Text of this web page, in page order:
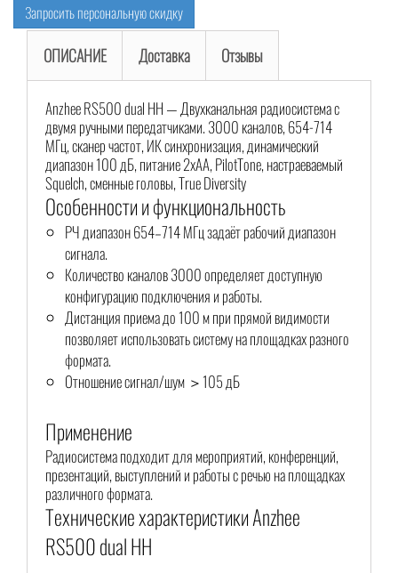
Запросить персональную скидку
ОПИСАНИЕ Доставка Отзывы
Anzhee RS500 dual HH — Двухканальная радиосистема с
двумя ручными передатчиками. 3000 каналов, 654-714
МГц, сканер частот, ИК синхронизация, динамический
диапазон 100 дБ, питание 2хАА, PilotTone, настраеваемый
Squelch, сменные головы, True Diversity
Особенности и функциональность
РЧ диапазон 654–714 МГц задаёт рабочий диапазон
сигнала.
Количество каналов 3000 определяет доступную
конфигурацию подключения и работы.
Дистанция приема до 100 м при прямой видимости
позволяет использовать систему на площадках разного
формата.
Отношение сигнал/шум ＞105 дБ
Применение
Радиосистема подходит для мероприятий, конференций,
презентаций, выступлений и работы с речью на площадках
различного формата.
Технические характеристики Anzhee
RS500 dual HH